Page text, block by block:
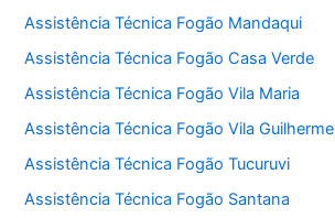
Assistência Técnica Fogão Mandaqui
Assistência Técnica Fogão Casa Verde
Assistência Técnica Fogão Vila Maria
Assistência Técnica Fogão Vila Guilherme
Assistência Técnica Fogão Tucuruvi
Assistência Técnica Fogão Santana